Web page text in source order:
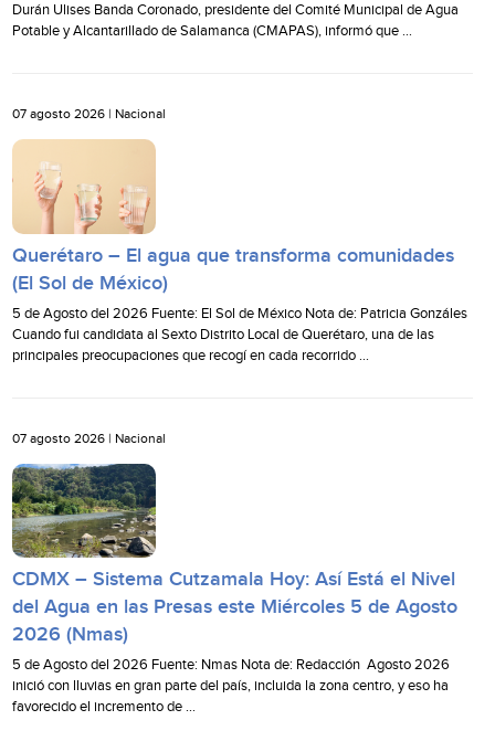
Durán Ulises Banda Coronado, presidente del Comité Municipal de Agua
Potable y Alcantarillado de Salamanca (CMAPAS), informó que …
07 agosto 2026 | Nacional
Querétaro – El agua que transforma comunidades
(El Sol de México)
5 de Agosto del 2026 Fuente: El Sol de México Nota de: Patricia Gonzáles
Cuando fui candidata al Sexto Distrito Local de Querétaro, una de las
principales preocupaciones que recogí en cada recorrido …
07 agosto 2026 | Nacional
CDMX – Sistema Cutzamala Hoy: Así Está el Nivel
del Agua en las Presas este Miércoles 5 de Agosto
2026 (Nmas)
5 de Agosto del 2026 Fuente: Nmas Nota de: Redacción Agosto 2026
inició con lluvias en gran parte del país, incluida la zona centro, y eso ha
favorecido el incremento de …